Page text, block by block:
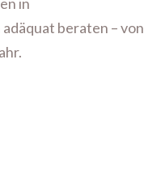
beraten – von